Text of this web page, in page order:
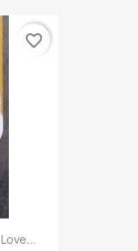
favorite_border